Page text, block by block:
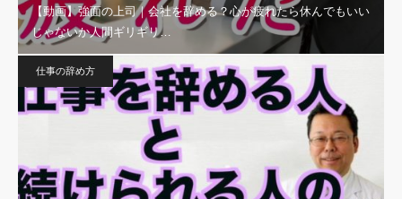
【動画】強面の上司｜会社を辞める？心が疲れたら休んでもいい
じゃないか人間ギリギリ…
仕事の辞め方